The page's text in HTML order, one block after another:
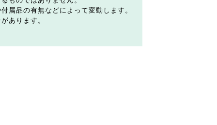
属品の有無などによって変動します。
あります。